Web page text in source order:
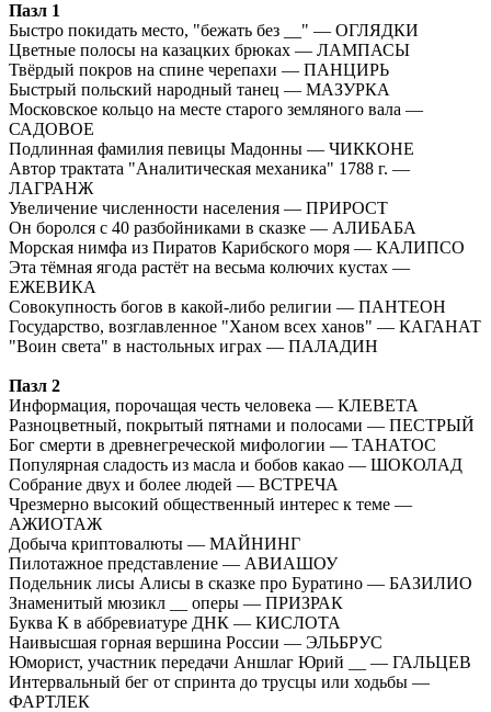
Пазл 1
Быстро покидать место, "бежать без __" — ОГЛЯДКИ
Цветные полосы на казацких брюках — ЛАМПАСЫ
Твёрдый покров на спине черепахи — ПАНЦИРЬ
Быстрый польский народный танец — МАЗУРКА
Московское кольцо на месте старого земляного вала —
САДОВОЕ
Подлинная фамилия певицы Мадонны — ЧИККОНЕ
Автор трактата "Аналитическая механика" 1788 г. —
ЛАГРАНЖ
Увеличение численности населения — ПРИРОСТ
Он боролся с 40 разбойниками в сказке — АЛИБАБА
Морская нимфа из Пиратов Карибского моря — КАЛИПСО
Эта тёмная ягода растёт на весьма колючих кустах —
ЕЖЕВИКА
Совокупность богов в какой-либо религии — ПАНТЕОН
Государство, возглавленное "Ханом всех ханов" — КАГАНАТ
"Воин света" в настольных играх — ПАЛАДИН
Пазл 2
Информация, порочащая честь человека — КЛЕВЕТА
Разноцветный, покрытый пятнами и полосами — ПЕСТРЫЙ
Бог смерти в древнегреческой мифологии — ТАНАТОС
Популярная сладость из масла и бобов какао — ШОКОЛАД
Собрание двух и более людей — ВСТРЕЧА
Чрезмерно высокий общественный интерес к теме —
АЖИОТАЖ
Добыча криптовалюты — МАЙНИНГ
Пилотажное представление — АВИАШОУ
Подельник лисы Алисы в сказке про Буратино — БАЗИЛИО
Знаменитый мюзикл __ оперы — ПРИЗРАК
Буква К в аббревиатуре ДНК — КИСЛОТА
Наивысшая горная вершина России — ЭЛЬБРУС
Юморист, участник передачи Аншлаг Юрий __ — ГАЛЬЦЕВ
Интервальный бег от спринта до трусцы или ходьбы —
ФАРТЛЕК